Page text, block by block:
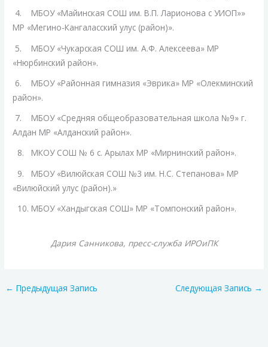
4. МБОУ «Майинская СОШ им. В.П. Ларионова с УИОП»»
МР «Мегино-Кангаласский улус (район)».
5. МБОУ «Чукарская СОШ им. А.Ф. Алексеева» МР
«Нюрбинский район».
6. МБОУ «Районная гимназия «Эврика» МР «Олекминский
район».
7. МБОУ «Средняя общеобразовательная школа №9» г.
Алдан МР «Алданский район».
8. МКОУ СОШ № 6 с. Арылах МР «Мирнинский район».
9. МБОУ «Вилюйская СОШ №3 им. Н.С. Степанова» МР
«Вилюйский улус (район).»
10. МБОУ «Хандыгская СОШ» МР «Томпонский район».
Дария Санникова, пресс-служба ИРОиПК
← Предыдущая Запись Следующая Запись →